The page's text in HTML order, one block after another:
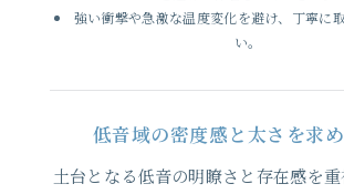
強い衝撃や急激な温度変化を避け、丁寧に
い。
低音域の密度感と太さを求
土台となる低音の明瞭さと存在感を